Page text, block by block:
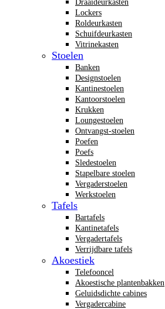
Draaideurkasten
Lockers
Roldeurkasten
Schuifdeurkasten
Vitrinekasten
Stoelen
Banken
Designstoelen
Kantinestoelen
Kantoorstoelen
Krukken
Loungestoelen
Ontvangst-stoelen
Poefen
Poefs
Sledestoelen
Stapelbare stoelen
Vergaderstoelen
Werkstoelen
Tafels
Bartafels
Kantinetafels
Vergadertafels
Verrijdbare tafels
Akoestiek
Telefooncel
Akoestische plantenbakken
Geluidsdichte cabines
Vergadercabine